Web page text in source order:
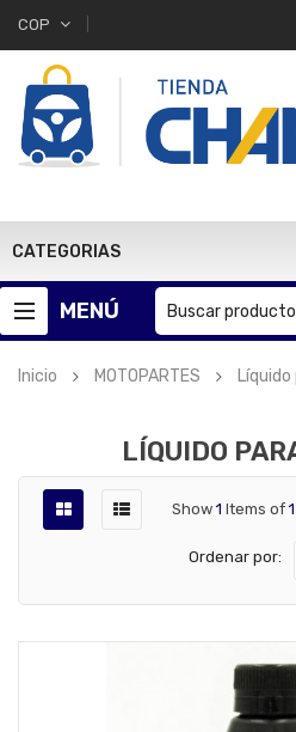
COP
CATEGORIAS
MENÚ
Inicio MOTOPARTES
LÍQUIDO
Show 1 Items of
Ordenar por: